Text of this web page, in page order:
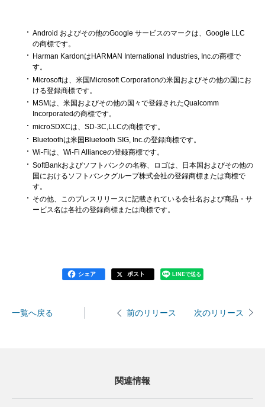
Android およびその他のGoogle サービスのマークは、Google LLC
の商標です。
Harman KardonはHARMAN International Industries, Inc.の商標で
す。
Microsoftは、米国Microsoft Corporationの米国およびその他の国にお
ける登録商標です。
MSMは、米国およびその他の国々で登録されたQualcomm
Incorporatedの商標です。
microSDXCは、SD-3C,LLCの商標です。
Bluetoothは米国Bluetooth SIG, Inc.の登録商標です。
Wi-Fiは、Wi-Fi Allianceの登録商標です。
SoftBankおよびソフトバンクの名称、ロゴは、日本国およびその他の
国におけるソフトバンクグループ株式会社の登録商標または商標で
す。
その他、このプレスリリースに記載されている会社名および商品・サ
ービス名は各社の登録商標または商標です。
シェア ポスト LINEで送る
一覧へ戻る 前のリリース 次のリリース
関連情報